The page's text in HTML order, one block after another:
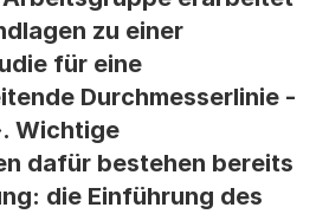
zu einer
für eine
Durchmesserlinie -
Wichtige
dafür bestehen bereits
die Einführung des